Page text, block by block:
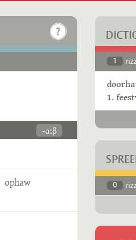
-ɑːβ
ophaw
1
1.
0